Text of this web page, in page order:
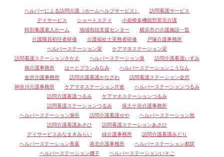
ヘルパーによる訪問介護（ホームヘルプサービス）
訪問看護サービス
デイサービス
ショートステイ
小規模多機能型居宅介護
特別養護老人ホーム
地域包括支援センター
横浜市の介護施設一覧
介護職員初任者研修
介護福祉士実務者研修
戸塚介護事務所
ヘルパーステーション栄
ケアマネステーション栄
訪問看護ステーションさかえ
ヘルパーステーション泉
訪問介護看護いずみ
南介護事務所
はーとプランみなみ
ヘルパーステーションこうなん
金沢介護事務所
訪問介護看護かなざわ
訪問看護ステーション金沢
神奈川介護事務所
ケアマネステーション片倉
ヘルパーステーションつるみ
訪問介護看護つるみ
ケアマネステーションつるみ
訪問看護ステーションつるみ
保土ケ谷介護事務所
ヘルパーステーション瀬谷
訪問介護看護せや
ヘルパーステーション旭
訪問介護看護あさひ
訪問看護ステーションあさひ
デイサービスみなまきみらい
緑介護事務所
訪問介護看護みどり
ヘルパーステーション青葉
港北介護事務所
ヘルパーステーション都筑
ヘルパーステーション磯子
ヘルパーステーションいそご